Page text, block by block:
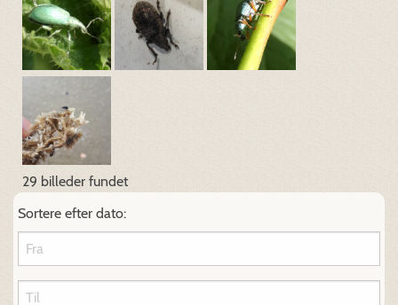
29 billeder fundet
Sortere efter dato: